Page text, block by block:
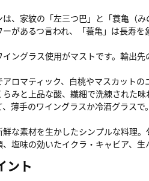
、家紋の「左三つ巴」と「蓑亀（
があるつ言われ、「蓑亀」は長寿を
ングラス使用がマストです。輸出先
ロマティック、白桃やマスカット
みと上品な酸、繊細で洗練された味
薄手のワイングラスか冷酒グラスで。
な素材を生かしたシンプルな料理
塩味の効いたイクラ・キャビア、
ント